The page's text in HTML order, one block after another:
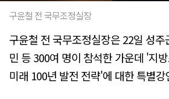
구윤철 전 국무조정실장
구윤철 전 국무조정실장은 22일 성
민 등 300여 명이 참석한 가운데 '지
미래 100년 발전 전략'에 대한 특별